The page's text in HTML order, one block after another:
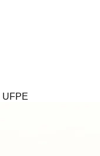
UFPE